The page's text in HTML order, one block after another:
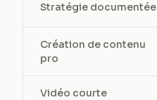
Stratégie documentée
Création de contenu
pro
Vidéo courte